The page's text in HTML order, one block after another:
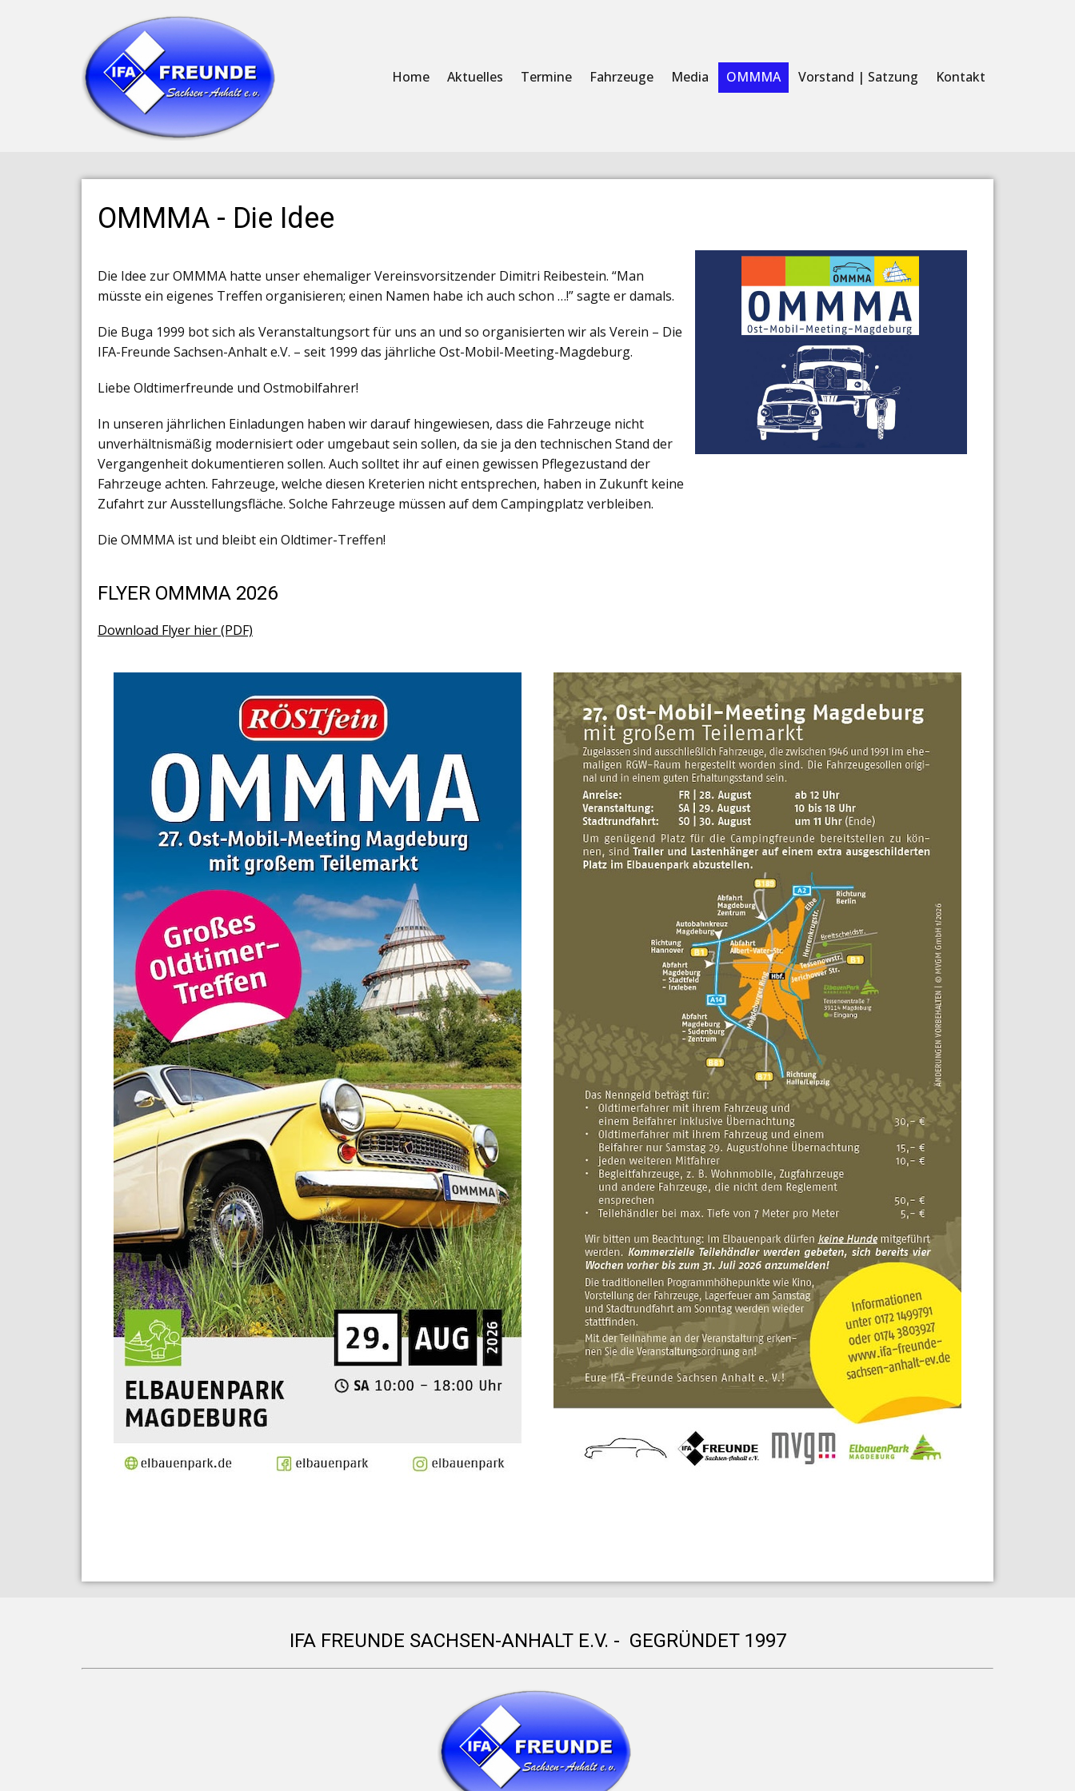
Home Aktuelles Termine Fahrzeuge Media OMMMA Vorstand | Satzung Kontakt
OMMMA - Die Idee
Die Idee zur OMMMA hatte unser ehemaliger Vereinsvorsitzender Dimitri Reibestein. “Man
müsste ein eigenes Treffen organisieren; einen Namen habe ich auch schon …!” sagte er damals.
Die Buga 1999 bot sich als Veranstaltungsort für uns an und so organisierten wir als Verein – Die
IFA-Freunde Sachsen-Anhalt e.V. – seit 1999 das jährliche Ost-Mobil-Meeting-Magdeburg.
Liebe Oldtimerfreunde und Ostmobilfahrer!
In unseren jährlichen Einladungen haben wir darauf hingewiesen, dass die Fahrzeuge nicht
unverhältnismäßig modernisiert oder umgebaut sein sollen, da sie ja den technischen Stand der
Vergangenheit dokumentieren sollen. Auch solltet ihr auf einen gewissen Pflegezustand der
Fahrzeuge achten. Fahrzeuge, welche diesen Kreterien nicht entsprechen, haben in Zukunft keine
Zufahrt zur Ausstellungsfläche. Solche Fahrzeuge müssen auf dem Campingplatz verbleiben.
Die OMMMA ist und bleibt ein Oldtimer-Treffen!
FLYER OMMMA 2026
Download Flyer hier (PDF)
IFA FREUNDE SACHSEN-ANHALT E.V. - GEGRÜNDET 1997